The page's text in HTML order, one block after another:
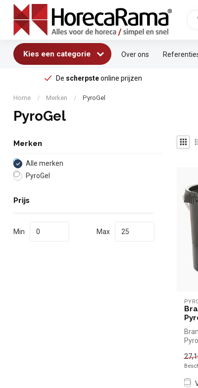
Kies een categorie Over ons
De scherpsteonline prijzen
Home / Merken / PyroGel
PyroGel
Merken
Alle merken
PyroGel
Prijs
Min Max
Ov...